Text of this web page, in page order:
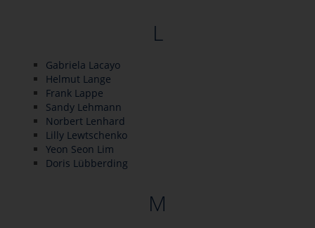
L
Gabriela Lacayo
Helmut Lange
Frank Lappe
Sandy Lehmann
Norbert Lenhard
Lilly Lewtschenko
Yeon Seon Lim
Doris Lübberding
M